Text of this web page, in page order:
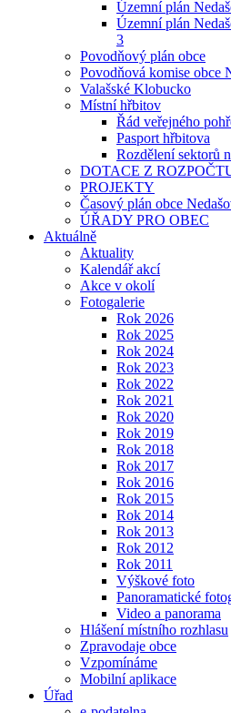
Územní plán
Územní plán
3
Povodňový plán obce
Povodňová komise obce
Valašské Klobucko
Místní hřbitov
Řád veřejného
Pasport hřbitova
Rozdělení sektorů
DOTACE Z
PROJEKTY
Časový plán obce
ÚŘADY PRO OBEC
Aktuálně
Aktuality
Kalendář akcí
Akce v okolí
Fotogalerie
Rok 2026
Rok 2025
Rok 2024
Rok 2023
Rok 2022
Rok 2021
Rok 2020
Rok 2019
Rok 2018
Rok 2017
Rok 2016
Rok 2015
Rok 2014
Rok 2013
Rok 2012
Rok 2011
Výškové foto
Panoramatické
Video a panorama
Hlášení místního rozhlasu
Zpravodaje obce
Vzpomínáme
Mobilní aplikace
Úřad